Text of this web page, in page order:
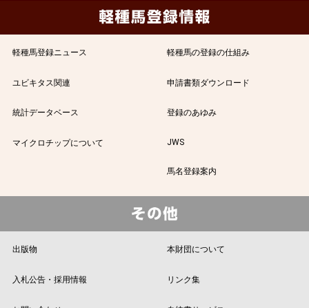
軽種馬登録ニュース 軽種馬の登録の仕組み
ユビキタス関連 申請書類ダウンロード
統計データベース 登録のあゆみ
マイクロチップについて JWS
馬名登録案内
出版物 本財団について
入札公告・採用情報 リンク集